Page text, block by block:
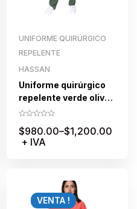
UNIFORME QUIRÚRGICO
REPELENTE
HASSAN
Uniforme quirúrgico
repelente verde olivo
para dama
$980.00–$1,200.00
+ IVA
VENTA !